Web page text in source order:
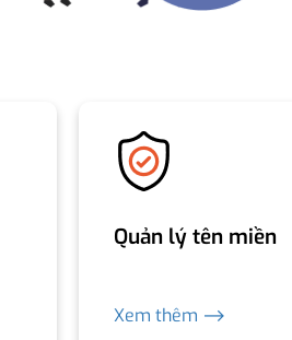
Quản lý tên miền
Xem thêm ⟶